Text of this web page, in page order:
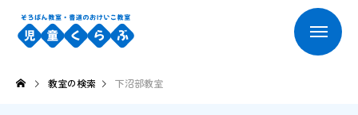
教室の検索 下沼部教室